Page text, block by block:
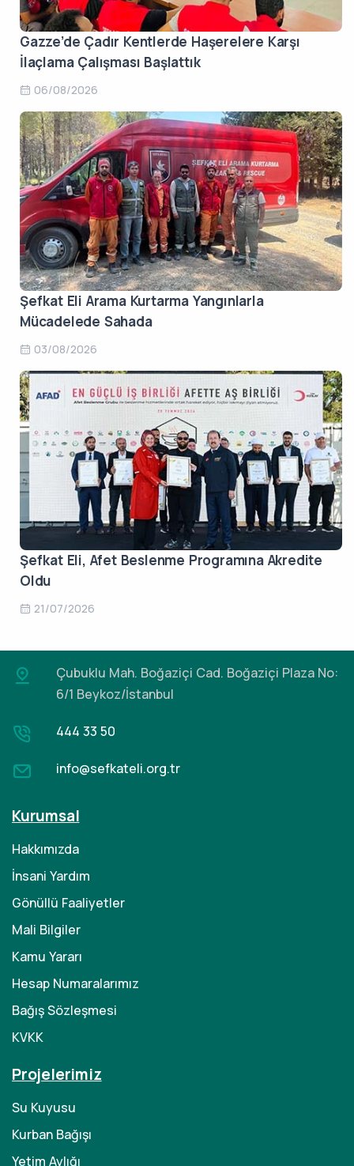
Gazze’de Çadır Kentlerde Haşerelere Karşı
İlaçlama Çalışması Başlattık
06/08/2026
Şefkat Eli Arama Kurtarma Yangınlarla
Mücadelede Sahada
03/08/2026
Şefkat Eli, Afet Beslenme Programına Akredite
Oldu
21/07/2026
Çubuklu Mah. Boğaziçi Cad. Boğaziçi Plaza No:
6/1 Beykoz/İstanbul
444 33 50
info@sefkateli.org.tr
Kurumsal
Hakkımızda
İnsani Yardım
Gönüllü Faaliyetler
Mali Bilgiler
Kamu Yararı
Hesap Numaralarımız
Bağış Sözleşmesi
KVKK
Projelerimiz
Su Kuyusu
Kurban Bağışı
Yetim Aylığı